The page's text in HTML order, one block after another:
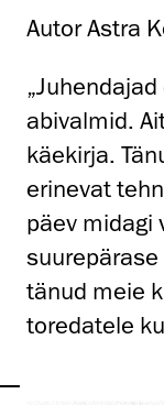
Autor Astra
abivalmid.
käekirja.
erinevat
päev midagi
tänud meie
toredatele